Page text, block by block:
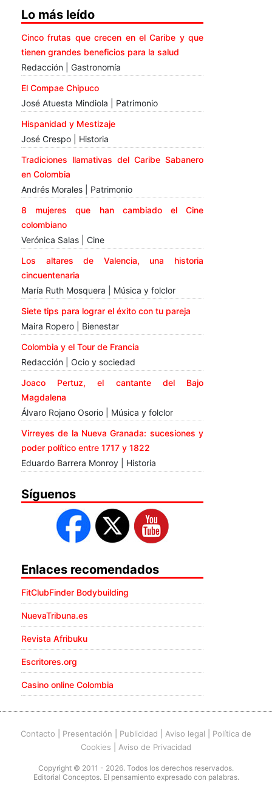
Lo más leído
Cinco frutas que crecen en el Caribe y que
tienen grandes beneficios para la salud
Redacción | Gastronomía
El Compae Chipuco
José Atuesta Mindiola | Patrimonio
Hispanidad y Mestizaje
José Crespo | Historia
Tradiciones llamativas del Caribe Sabanero
en Colombia
Andrés Morales | Patrimonio
8 mujeres que han cambiado el Cine
colombiano
Verónica Salas | Cine
Los altares de Valencia, una historia
cincuentenaria
María Ruth Mosquera | Música y folclor
Siete tips para lograr el éxito con tu pareja
Maira Ropero | Bienestar
Colombia y el Tour de Francia
Redacción | Ocio y sociedad
Joaco Pertuz, el cantante del Bajo
Magdalena
Álvaro Rojano Osorio | Música y folclor
Virreyes de la Nueva Granada: sucesiones y
poder político entre 1717 y 1822
Eduardo Barrera Monroy | Historia
Síguenos
Enlaces recomendados
FitClubFinder Bodybuilding
NuevaTribuna.es
Revista Afribuku
Escritores.org
Casino online Colombia
Contacto Presentación Publicidad Aviso legal
Política de
Cookies
Aviso de Privacidad
Copyright © 2011 - 2026. Todos los derechos reservados.
Editorial Conceptos. El pensamiento expresado con palabras.